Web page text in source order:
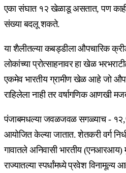
एका संघात १२ खेळाडू असतात, पण काही
संख्या बदलू शकते.
या शैलीतल्या कबड्डीला औपचारिक
लोकांच्या प्रोत्साहनावर हा खेळ
एकमेव भारतीय ग्रामीण खेळ आहे जो
राहिलेला नाही तर वर्षागणिक आणखी
पंजाबमधल्या जवळजवळ सगळ्याच -
आयोजित केल्या जातात. शेतकरी वर्ग
गावातले अनिवासी भारतीय
राज्यातल्या स्पर्धांमध्ये प्रवेश